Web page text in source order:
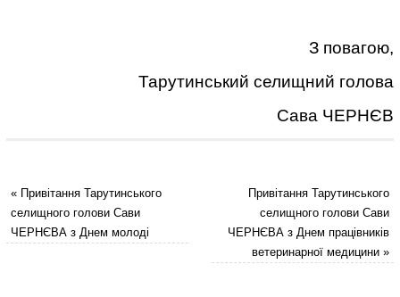
З повагою,
Тарутинський селищний голова
Сава ЧЕРНЄВ
«Привітання Тарутинського
селищного голови Сави
ЧЕРНЄВА з Днем молоді
Привітання Тарутинського
селищного голови Сави
ЧЕРНЄВА з Днем працівників
ветеринарної медицини»